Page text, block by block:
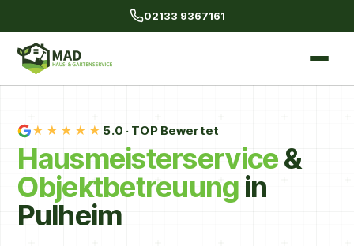
02133 9367161
★★★★★ 5.0 · TOP Bewertet
Haus­meister­service&
Objekt­betreuung in
Pulheim